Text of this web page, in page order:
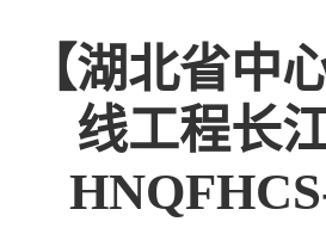
【湖北省中
线工程长